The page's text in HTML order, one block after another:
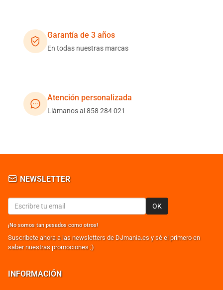
Garantía de 3 años
En todas nuestras marcas
Atención personalizada
Llámanos al 858 284 021
NEWSLETTER
OK
¡No somos tan pesados como otros!
Suscribete ahora a las newsletters de DJmania.es y sé el primero en
saber nuestras promociones ;)
INFORMACIÓN